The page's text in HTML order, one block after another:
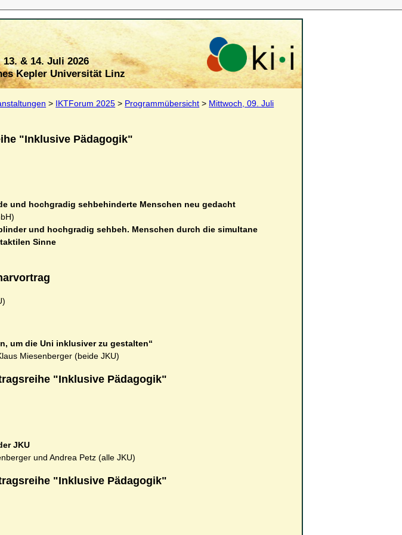
13. & 14. Juli 2026
Kepler Universität Linz
> IKTForum 2025 > Programmübersicht > Mittwoch, 09. Juli
"Inklusive Pädagogik"
und hochgradig sehbehinderte Menschen neu gedacht
und hochgradig sehbeh. Menschen durch die simultane
Sinne
um die Uni inklusiver zu gestalten“
Miesenberger (beide JKU)
"Inklusive Pädagogik"
JKU
und Andrea Petz (alle JKU)
"Inklusive Pädagogik"